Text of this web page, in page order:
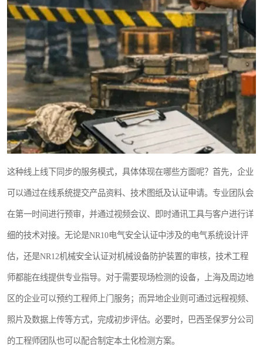
这种线上线下同步的服务模式，具体体现在哪些方面呢？首先，企业
可以通过在线系统提交产品资料、技术图纸及认证申请。专业团队会
在第一时间进行预审，并通过视频会议、即时通讯工具与客户进行详
细的技术对接。无论是NR10电气安全认证中涉及的电气系统设计评
估，还是NR12机械安全认证对机械设备防护装置的审核，技术工程
师都能在线提供专业指导。对于需要现场检测的设备，上海及周边地
区的企业可以预约工程师上门服务；而异地企业则可通过远程视频、
照片及数据上传等方式，完成初步评估。必要时，巴西圣保罗分公司
的工程师团队也可以配合制定本土化检测方案。